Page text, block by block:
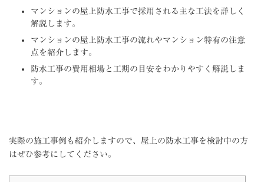
マンションの屋上防水工事で採用される主な工法を詳しく
解説します。
マンションの屋上防水工事の流れやマンション特有の注意
点を紹介します。
防水工事の費用相場と工期の目安をわかりやすく解説しま
す。
実際の施工事例も紹介しますので、屋上の防水工事を検討中の方
はぜひ参考にしてください。